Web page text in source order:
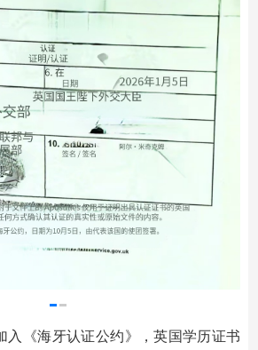
入《海牙认证公约》，英国学历证书